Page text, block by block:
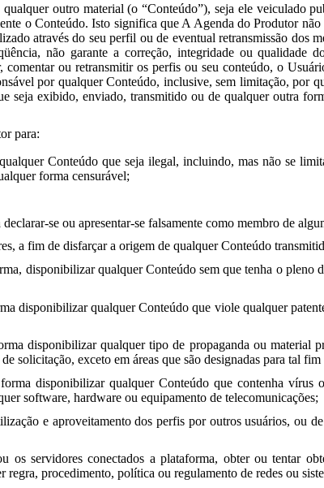
outro material (o “Conteúdo”), seja ele veiculado
o Conteúdo. Isto significa que A Agenda do Produtor
através do seu perfil ou de eventual retransmissão dos
não garante a correção, integridade ou qualidade
ou retransmitir os perfis ou seu conteúdo, o
por qualquer Conteúdo, inclusive, sem limitação, por
seja exibido, enviado, transmitido ou de qualquer outra
para:
Conteúdo que seja ilegal, incluindo, mas não se
forma censurável;
se ou apresentar-se falsamente como membro de
a fim de disfarçar a origem de qualquer Conteúdo
disponibilizar qualquer Conteúdo sem que tenha o
disponibilizar qualquer Conteúdo que viole qualquer
disponibilizar qualquer tipo de propaganda ou material
solicitação, exceto em áreas que são designadas para tal
disponibilizar qualquer Conteúdo que contenha
software, hardware ou equipamento de telecomunicações;
e aproveitamento dos perfis por outros usuários, ou
servidores conectados a plataforma, obter ou tentar
procedimento, política ou regulamento de redes ou